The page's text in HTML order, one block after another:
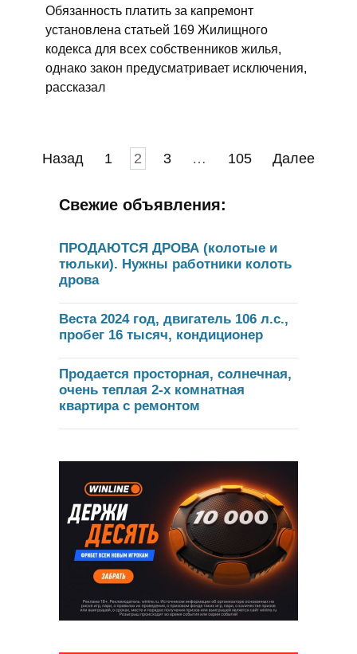
Обязанность платить за капремонт
установлена статьей 169 Жилищного
кодекса для всех собственников жилья,
однако закон предусматривает исключения,
рассказал
Пагинация
Назад 1 2 3 … 105 Далее
Свежие объявления:
ПРОДАЮТСЯ ДРОВА (колотые и
тюльки). Нужны работники колоть
дрова
Веста 2024 год, двигатель 106 л.с.,
пробег 16 тысяч, кондиционер
Продается просторная, солнечная,
очень теплая 2-х комнатная
квартира с ремонтом